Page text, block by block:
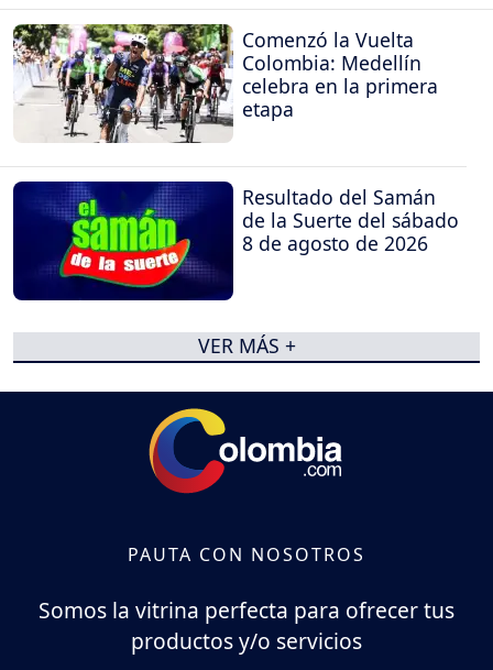
Comenzó la Vuelta
Colombia: Medellín
celebra en la primera
etapa
Resultado del Samán
de la Suerte del sábado
8 de agosto de 2026
VER MÁS +
PAUTA CON NOSOTROS
Somos la vitrina perfecta para ofrecer tus
productos y/o servicios